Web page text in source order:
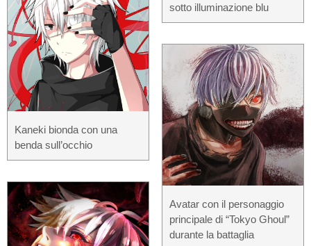
Kaneki bionda con una
benda sull’occhio
sotto illuminazione blu
Avatar con il personaggio
principale di “Tokyo Ghoul”
durante la battaglia